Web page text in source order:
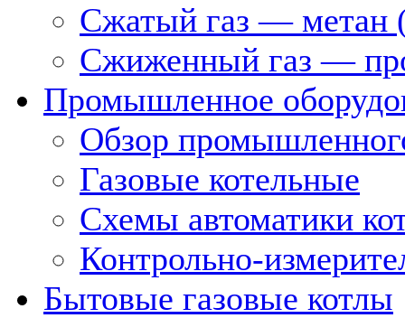
Сжатый газ — метан
Сжиженный газ —
Промышленное
Обзор
Газовые котельные
Схемы автоматики
Контрольно-
Бытовые газовые котлы